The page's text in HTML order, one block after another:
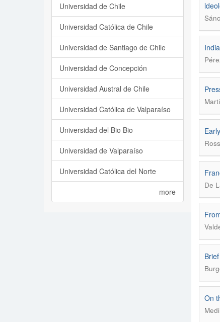
De
On
Universidad de Chile
Universidad Católica de Chile
Universidad de Santiago de Chile
Universidad de Concepción
Universidad Austral de Chile
Universidad Católica de Valparaíso
Universidad del Bio Bio
Universidad de Valparaíso
Universidad Católica del Norte
more